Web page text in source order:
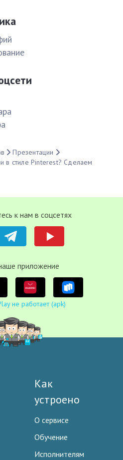
Презентации
в стиле Pinterest? Сделаем
к нам в соцсетях
приложение
не работает (apk)
Как
устроено
О сервисе
Обучение
Исполнителям